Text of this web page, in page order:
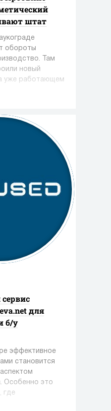
штат
обороты
Там
новый
уже работающем
за этот год
для
б/у
эффективное
становится
Особенно это
где
ключевую роль